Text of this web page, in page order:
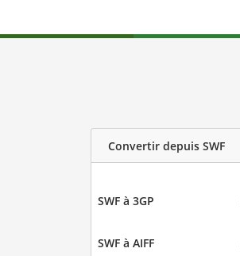
Convertir depuis SWF
SWF à 3GP
SWF à AIFF